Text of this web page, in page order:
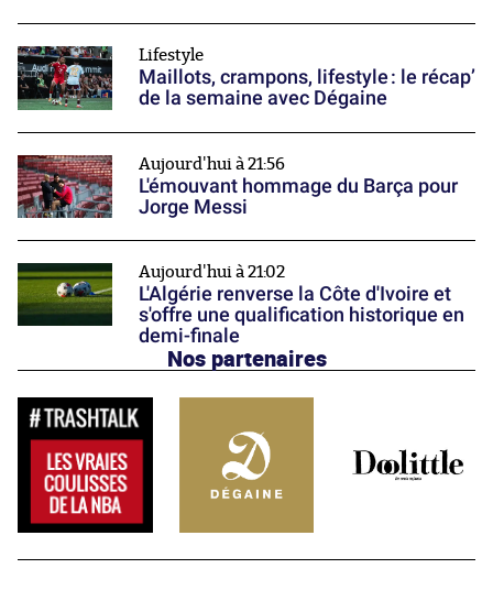
Lifestyle
Maillots, crampons, lifestyle : le récap’
de la semaine avec Dégaine
Aujourd'hui à 21:56
L'émouvant hommage du Barça pour
Jorge Messi
Aujourd'hui à 21:02
L'Algérie renverse la Côte d'Ivoire et
s'offre une qualification historique en
demi-finale
Nos partenaires